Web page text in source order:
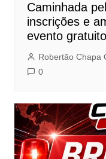
Caminhada
inscrições e
evento
Robertão Chapa
0